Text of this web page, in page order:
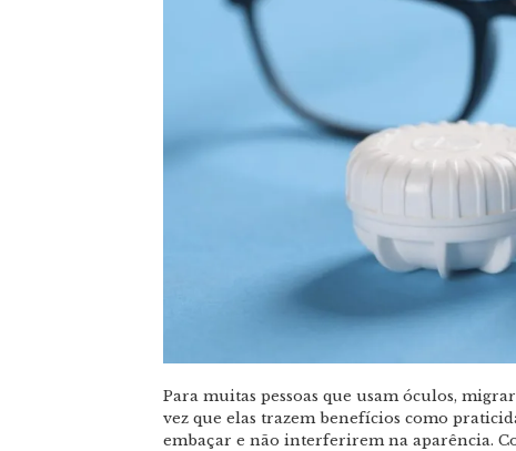
Para muitas pessoas que usam óculos,
vez que elas trazem benefícios como
embaçar e não interferirem na aparência.